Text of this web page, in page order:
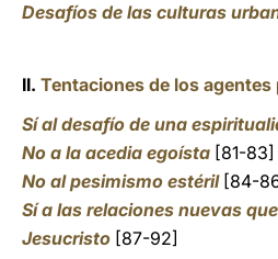
Desafíos de las culturas
II. Tentaciones de los agentes
Sí al desafío de una
No a la acedia egoísta [81-83]
No al pesimismo estéril[84-
Sí a las relaciones nuevas
Jesucristo [87-92]